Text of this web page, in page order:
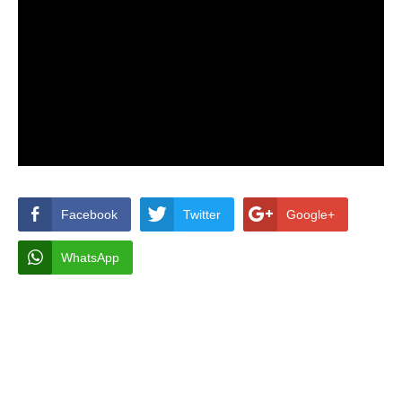
Facebook Twitter Google+
WhatsApp